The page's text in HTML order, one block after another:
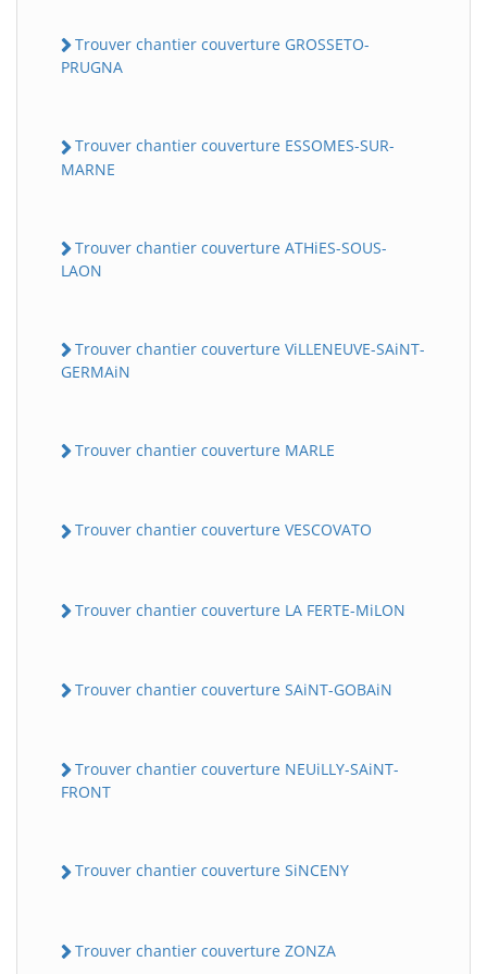
Trouver chantier couverture GROSSETO-
PRUGNA
Trouver chantier couverture ESSOMES-SUR-
MARNE
Trouver chantier couverture ATHiES-SOUS-
LAON
Trouver chantier couverture ViLLENEUVE-SAiNT-
GERMAiN
Trouver chantier couverture MARLE
Trouver chantier couverture VESCOVATO
Trouver chantier couverture LA FERTE-MiLON
Trouver chantier couverture SAiNT-GOBAiN
Trouver chantier couverture NEUiLLY-SAiNT-
FRONT
Trouver chantier couverture SiNCENY
Trouver chantier couverture ZONZA